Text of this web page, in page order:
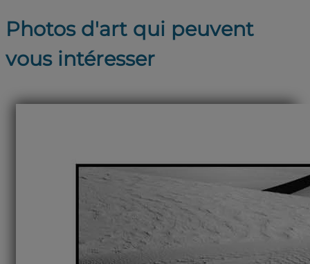
Photos d'art qui peuvent
vous intéresser